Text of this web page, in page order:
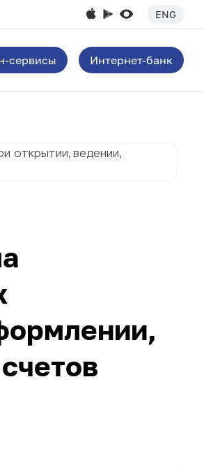
ENG
сервисы Интернет-банк
открытии, ведении,